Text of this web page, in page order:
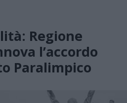
Regione
l’accordo
Paralimpico